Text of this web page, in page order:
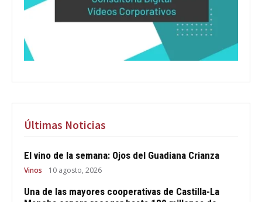
Últimas Noticias
El vino de la semana: Ojos del Guadiana Crianza
Vinos 10 agosto, 2026
Una de las mayores cooperativas de Castilla-La